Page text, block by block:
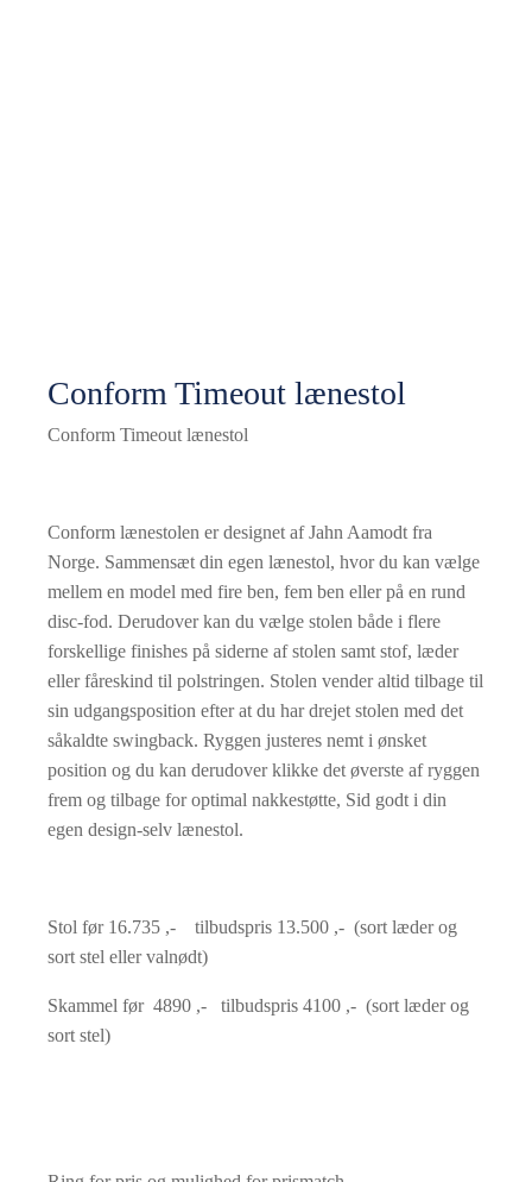
Conform Timeout lænestol
Conform Timeout lænestol
Conform lænestolen er designet af Jahn Aamodt fra
Norge. Sammensæt din egen lænestol, hvor du kan vælge
mellem en model med fire ben, fem ben eller på en rund
disc-fod. Derudover kan du vælge stolen både i flere
forskellige finishes på siderne af stolen samt stof, læder
eller fåreskind til polstringen. Stolen vender altid tilbage til
sin udgangsposition efter at du har drejet stolen med det
såkaldte swingback. Ryggen justeres nemt i ønsket
position og du kan derudover klikke det øverste af ryggen
frem og tilbage for optimal nakkestøtte, Sid godt i din
egen design-selv lænestol.
Stol før 16.735 ,- tilbudspris 13.500 ,- (sort læder og
sort stel eller valnødt)
Skammel før 4890 ,- tilbudspris 4100 ,- (sort læder og
sort stel)